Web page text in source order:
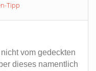
Tipp
vom gedeckten
dieses namentlich